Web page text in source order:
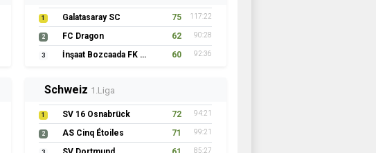
1 Galatasaray SC 75 117:22
2 FC Dragon 62 90:28
3 İnşaat Bozcaada FK 1957 60 92:36
Schweiz 1.Liga
1 SV 16 Osnabrück 72 94:21
2 AS Cinq Étoiles 71 99:21
85:27